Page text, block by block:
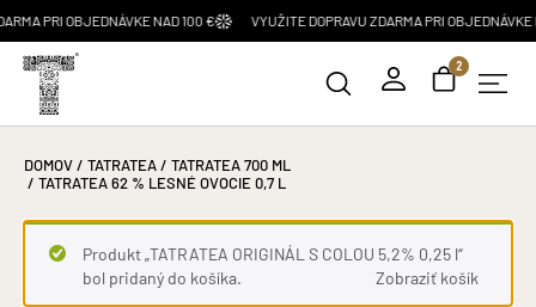
OBJEDNÁVKE NAD 100 € VYUŽITE DOPRAVU ZDARMA PRI OBJEDNÁVKE NAD
2
DOMOV/ TATRATEA/ TATRATEA 700 ML
/ TATRATEA 62 % LESNÉ OVOCIE 0,7 L
Produkt „TATRATEA ORIGINÁL S COLOU 5,2% 0,25 l“
bol pridaný do košíka.
Zobraziť košík